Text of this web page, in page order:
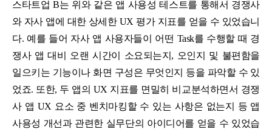
스타트업 B는 위와 같은 앱 사용성 테스트를 통해서 경쟁사
와 자사 앱에 대한 상세한 UX 평가 지표를 얻을 수 있었습니
다. 예를 들어 자사 앱 사용자들이 어떤 Task를 수행할 때 경
쟁사 앱 대비 오랜 시간이 소요되는지, 오인지 및 불편함을
일으키는 기능이나 화면 구성은 무엇인지 등을 파악할 수 있
었죠. 또한, 두 앱의 UX 지표를 면밀히 비교분석하면서 경쟁
사 앱 UX 요소 중 벤치마킹할 수 있는 사항은 없는지 등 앱
사용성 개선과 관련한 실무단의 아이디어를 얻을 수 있었습